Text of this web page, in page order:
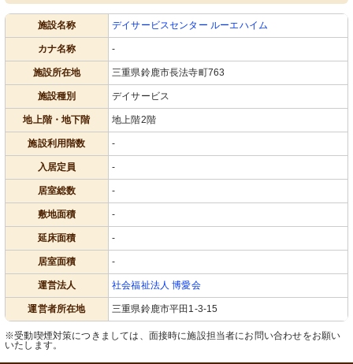
施設名称 デイサービスセンター ルーエハイム
カナ名称 -
施設所在地 三重県鈴鹿市長法寺町763
施設種別 デイサービス
地上階・地下階 地上階2階
施設利用階数 -
入居定員 -
居室総数 -
敷地面積 -
延床面積 -
居室面積 -
運営法人 社会福祉法人 博愛会
運営者所在地 三重県鈴鹿市平田1-3-15
※受動喫煙対策につきましては、面接時に施設担当者にお問い合わせをお願い
いたします。